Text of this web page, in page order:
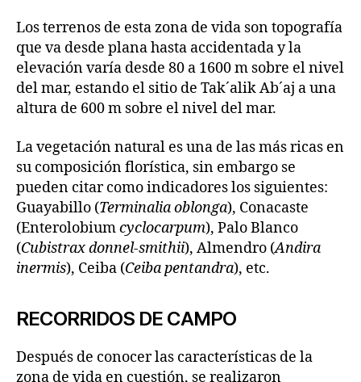
Los terrenos de esta zona de vida son topografía
que va desde plana hasta accidentada y la
elevación varía desde 80 a 1600 m sobre el nivel
del mar, estando el sitio de Tak´alik Ab´aj a una
altura de 600 m sobre el nivel del mar.
La vegetación natural es una de las más ricas en
su composición florística, sin embargo se
pueden citar como indicadores los siguientes:
Guayabillo (Terminalia oblonga), Conacaste
(Enterolobiumcyclocarpum), Palo Blanco
(Cubistrax donnel‑smithii), Almendro (Andira
inermis), Ceiba (Ceiba pentandra), etc.
RECORRIDOS DE CAMPO
Después de conocer las características de la
zona de vida en cuestión, se realizaron